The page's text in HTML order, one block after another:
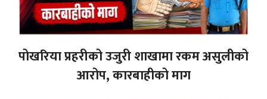
पोखरिया प्रहरीको उजुरी शाखामा रकम असुलीको
आरोप, कारबाहीको माग